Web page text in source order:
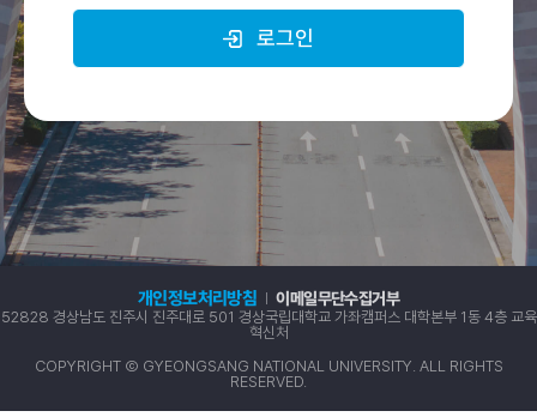
로그인
개인정보처리방침 이메일무단수집거부
52828 경상남도 진주시 진주대로 501 경상국립대학교 가좌캠퍼스 대학본부 1동 4층 교육
혁신처
COPYRIGHT Ⓒ GYEONGSANG NATIONAL UNIVERSITY. ALL RIGHTS
RESERVED.